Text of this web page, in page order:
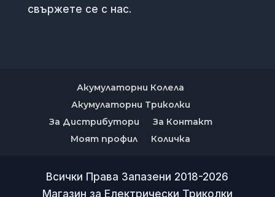
свържете се с нас.
Акумулаторни Колела
Акумулаторни Триколки
За Дистрибутори
За Контакт
Моят профил
Количка
Всички Права Запазени 2018-2026
Магазин за Електрически Триколки